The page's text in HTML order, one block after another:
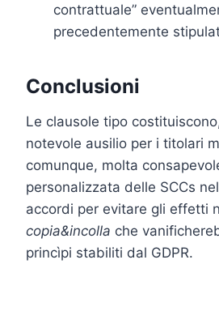
contrattuale”
precedentemente
Conclusioni
Le clausole tipo
notevole ausilio per i titolari
comunque, molta
personalizzata delle SCCs
accordi per evitare gli effetti
copia&incolla che
princìpi stabiliti dal GDPR.